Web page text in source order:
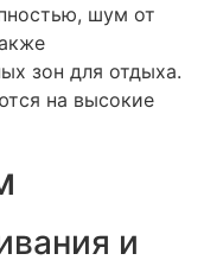
шум от
зон для отдыха.
на высокие
и